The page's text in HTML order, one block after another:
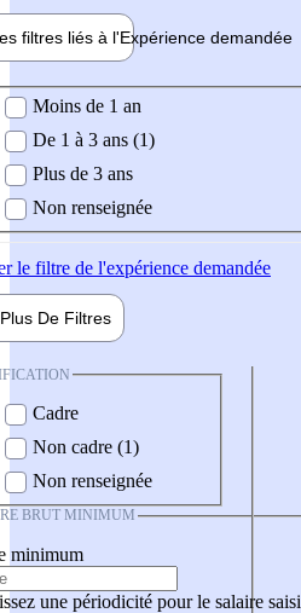
filtres liés à l'Expérience demandée
demandée
Moins de 1 an
De 1 à 3 ans (1)
Plus de 3 ans
Non renseignée
le filtre de l'expérience demandée
Plus De Filtres
Cadre
Non cadre (1)
Non renseignée
BRUT MINIMUM
minimum
une périodicité pour le salaire saisi